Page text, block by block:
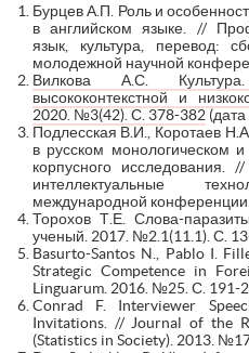
Бурцев А.П. Роль и
в английском языке. //
язык, культура, перевод:
молодежной научной
Вилкова А.С.
высококонтекстной и
2020. №3(42). С. 378-382(дата
Подлесская В.И., Коротаев
в русском монологическом
корпусного исследования.
интеллектуальные
международной конференции
Торохов Т.Е. Слова-
ученый. 2017. №2.1(11.1). С.
Basurto-Santos N., Pablo I.
Strategic Competence in
Linguarum. 2016. №25. С. 191-
Conrad F. Interviewer
Invitations. // Journal of the
(Statistics in Society). 2013.